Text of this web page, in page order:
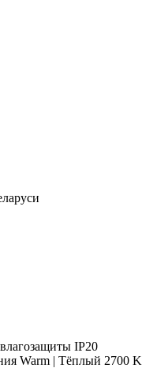
IP20
Warm | Тёплый 2700 K